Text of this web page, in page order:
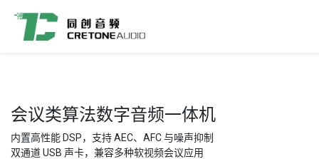
会议类算法数字音频一体机
内置高性能 DSP，支持 AEC、AFC 与噪声抑制
双通道 USB 声卡，兼容多种软视频会议应用